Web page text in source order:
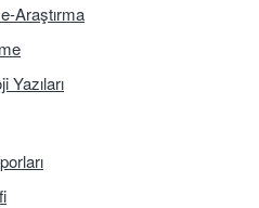
Araştırma
Yazıları